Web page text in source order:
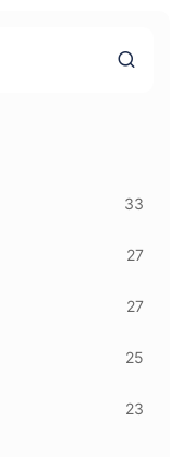
33
27
27
25
23